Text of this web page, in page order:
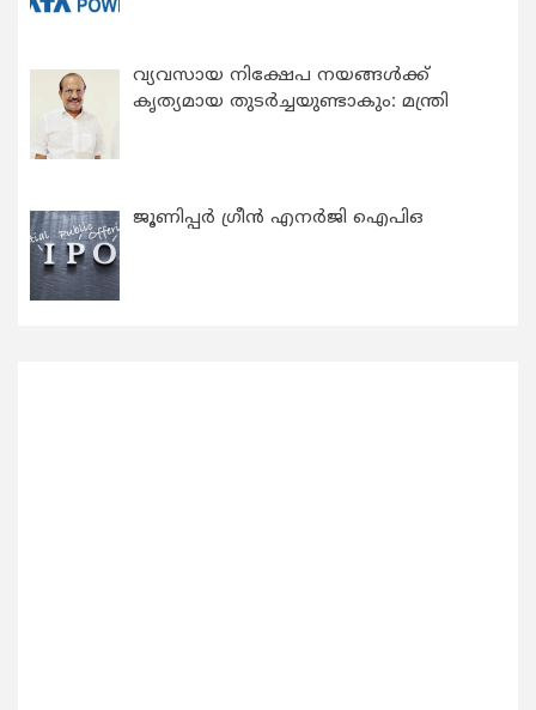
വ്യവസായ നിക്ഷേപ നയങ്ങള്‍ക്ക്
കൃത്യമായ തുടര്‍ച്ചയുണ്ടാകും: മന്ത്രി
ജൂണിപ്പർ ഗ്രീൻ എനർജി ഐപിഒ